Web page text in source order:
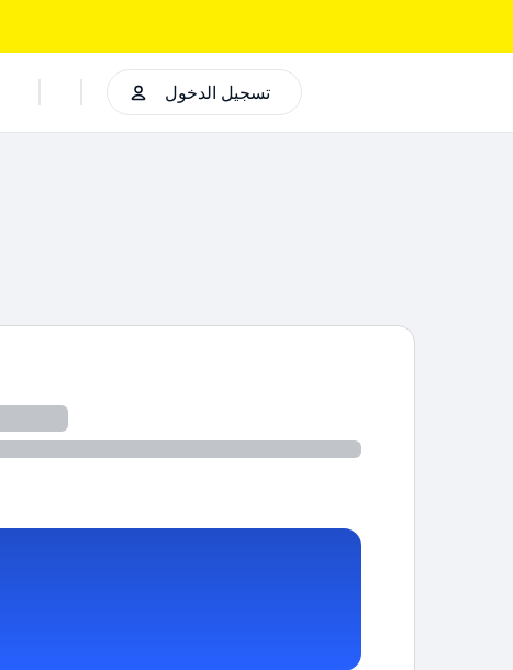
تسجيل الدخول